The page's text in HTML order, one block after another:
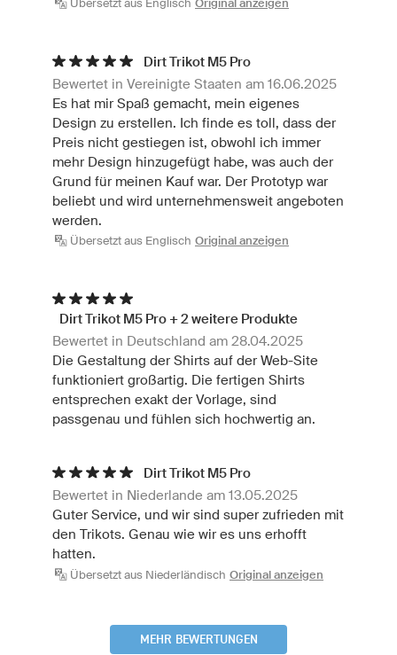
Übersetzt aus Englisch Original anzeigen
Dirt Trikot M5 Pro
Bewertet in Vereinigte Staaten am 16.06.2025
Es hat mir Spaß gemacht, mein eigenes
Design zu erstellen. Ich finde es toll, dass der
Preis nicht gestiegen ist, obwohl ich immer
mehr Design hinzugefügt habe, was auch der
Grund für meinen Kauf war. Der Prototyp war
beliebt und wird unternehmensweit angeboten
werden.
Übersetzt aus Englisch Original anzeigen
Dirt Trikot M5 Pro + 2 weitere Produkte
Bewertet in Deutschland am 28.04.2025
Die Gestaltung der Shirts auf der Web-Site
funktioniert großartig. Die fertigen Shirts
entsprechen exakt der Vorlage, sind
passgenau und fühlen sich hochwertig an.
Dirt Trikot M5 Pro
Bewertet in Niederlande am 13.05.2025
Guter Service, und wir sind super zufrieden mit
den Trikots. Genau wie wir es uns erhofft
hatten.
Übersetzt aus Niederländisch Original anzeigen
MEHR BEWERTUNGEN